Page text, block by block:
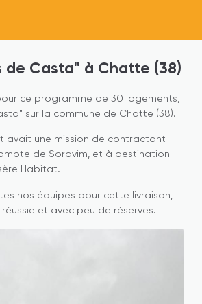
de Casta" à Chatte (38)
ce programme de 30 logements,
sur la commune de Chatte (38).
avait une mission de contractant
de Soravim, et à destination
Habitat.
nos équipes pour cette livraison,
réussie et avec peu de réserves.